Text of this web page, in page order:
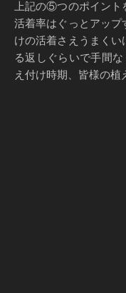
上記の⑤つのポイン
活着率はぐっとアッ
けの活着さえうまく
る返しぐらいで手間
え付け時期、皆様の